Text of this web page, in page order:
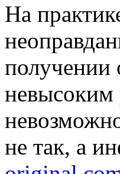
На
получении
не так, а